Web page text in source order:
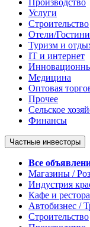
Производство
Услуги
Строительство
Отели/
Туризм и
IT и интернет
Медицина
Оптовая
Прочее
Сельское
Финансы
Частные инвесторы
Все
Магазины /
Индустрия
Кафе и
Автобизнес /
Строительство